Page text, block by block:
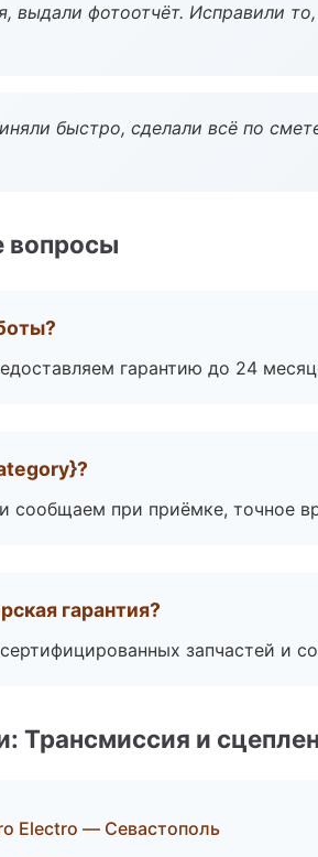
выдали фотоотчёт. Исправили
быстро, сделали всё по
вопросы
гарантию до 24
сообщаем при приёмке, точное
гарантия?
запчастей и
Трансмиссия и
Electro — Севастополь